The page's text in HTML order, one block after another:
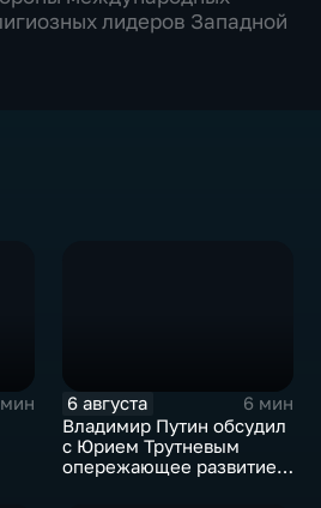
лидеров Западной
6 августа
6 мин
Владимир Путин обсудил
с Юрием Трутневым
опережающее развитие